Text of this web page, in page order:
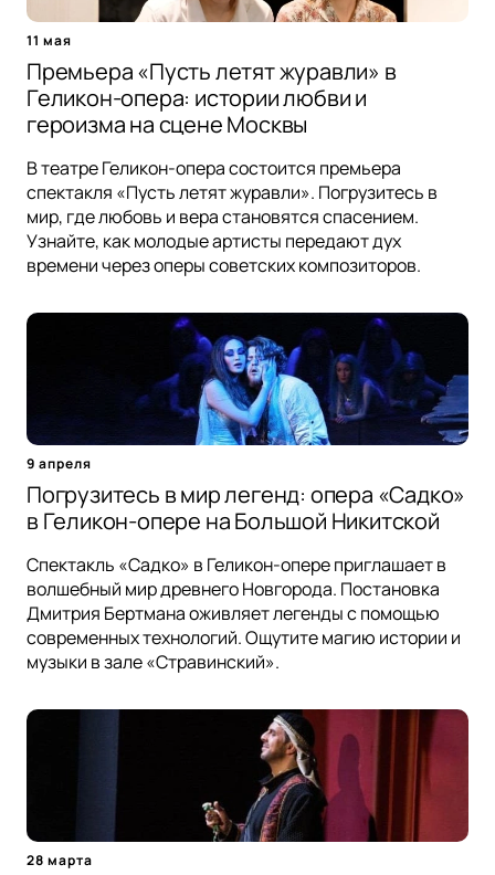
11 мая
Премьера «Пусть летят журавли» в
Геликон-опера: истории любви и
героизма на сцене Москвы
В театре Геликон-опера состоится премьера
спектакля «Пусть летят журавли». Погрузитесь в
мир, где любовь и вера становятся спасением.
Узнайте, как молодые артисты передают дух
времени через оперы советских композиторов.
9 апреля
Погрузитесь в мир легенд: опера «Садко»
в Геликон-опере на Большой Никитской
Спектакль «Садко» в Геликон-опере приглашает в
волшебный мир древнего Новгорода. Постановка
Дмитрия Бертмана оживляет легенды с помощью
современных технологий. Ощутите магию истории и
музыки в зале «Стравинский».
28 марта